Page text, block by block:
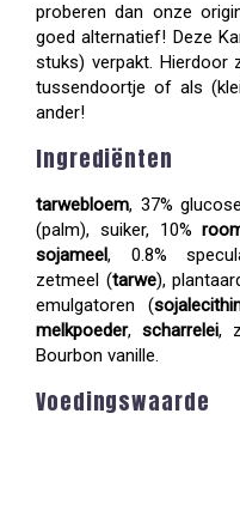
proberen dan onze
goed alternatief! Deze
stuks) verpakt. Hierdoor
tussendoortje of als
ander!
Ingrediënten
tarwebloem, 37%
(palm), suiker, 10%
sojameel, 0.8%
zetmeel (tarwe),
emulgatoren (
melkpoeder, scharrelei,
Bourbon vanille.
Voedingswaarde